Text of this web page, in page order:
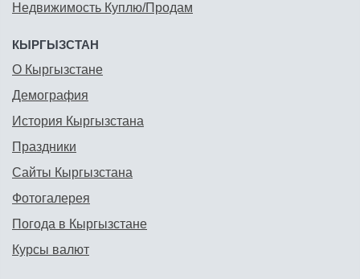
Недвижимость Куплю/Продам
КЫРГЫЗСТАН
О Кыргызстане
Демография
История Кыргызстана
Праздники
Сайты Кыргызстана
Фотогалерея
Погода в Кыргызстане
Курсы валют